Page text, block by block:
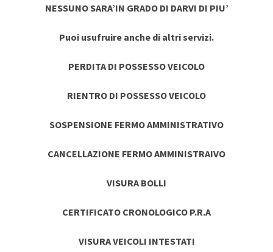
NESSUNO SARA’IN GRADO DI DARVI DI PIU’
Puoi usufruire anche di altri servizi.
PERDITA DI POSSESSO VEICOLO
RIENTRO DI POSSESSO VEICOLO
SOSPENSIONE FERMO AMMINISTRATIVO
CANCELLAZIONE FERMO AMMINISTRAIVO
VISURA BOLLI
CERTIFICATO CRONOLOGICO P.R.A
VISURA VEICOLI INTESTATI